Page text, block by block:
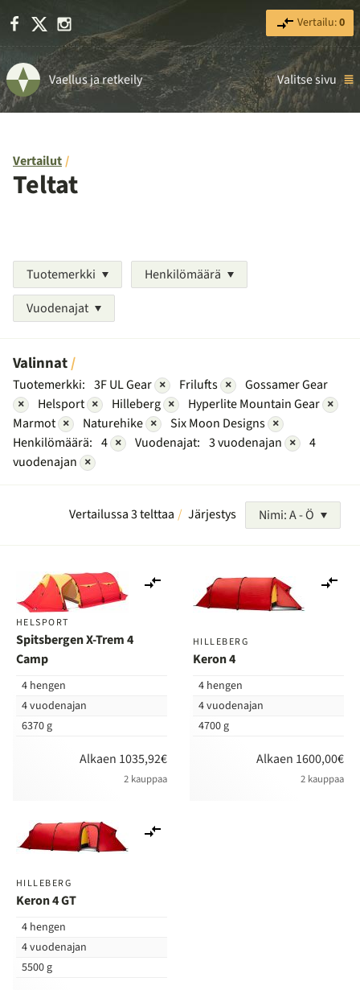
Facebook Instagram Vertailu:0
Vaellus ja retkeily Valitse sivu
Vertailut
Teltat
Tuotemerkki
Henkilömäärä
Vuodenajat
Valinnat
Tuotemerkki: 3F UL Gear × Frilufts ×
Gossamer Gear
×
Helsport × Hilleberg × Hyperlite Mountain Gear ×
Marmot × Naturehike × Six Moon Designs ×
Henkilömäärä: 4 × Vuodenajat: 3 vuodenajan ×
4
vuodenajan ×
Vertailussa 3 telttaa Järjestys Nimi: A - Ö
HELSPORT
Spitsbergen X-Trem 4
Camp
4 hengen
4 vuodenajan
6370 g
Alkaen 1035,92€
2 kauppaa
vertailuun
HILLEBERG
Keron 4
4 hengen
4 vuodenajan
4700 g
Alkaen 1600,00€
2 kauppaa
HILLEBERG
Keron 4 GT
4 hengen
4 vuodenajan
5500 g